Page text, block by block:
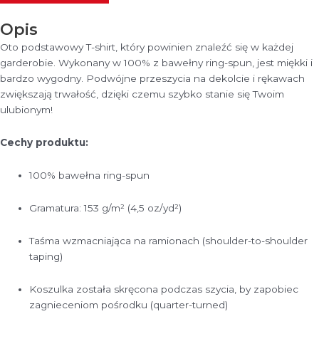
Opis
Oto podstawowy T-shirt, który powinien znaleźć się w każdej
garderobie. Wykonany w 100% z bawełny ring-spun, jest miękki i
bardzo wygodny. Podwójne przeszycia na dekolcie i rękawach
zwiększają trwałość, dzięki czemu szybko stanie się Twoim
ulubionym!
Cechy produktu:
100% bawełna ring-spun
Gramatura: 153 g/m² (4,5 oz/yd²)
Taśma wzmacniająca na ramionach (shoulder-to-shoulder
taping)
Koszulka została skręcona podczas szycia, by zapobiec
zagnieceniom pośrodku (quarter-turned)